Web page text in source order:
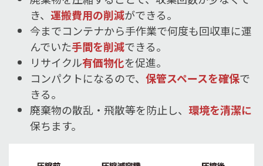
き、 運搬費用の削減ができる。
今までコンテナから手作業で何度も回収車に運
んでいた手間を削減できる。
リサイクル有価物化を促進。
コンパクトになるので、 保管スペースを確保で
きる。
廃棄物の散乱・飛散等を防止し、 環境を清潔に
保ちます。